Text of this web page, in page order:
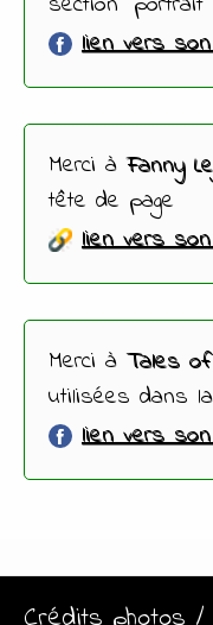
lien vers
Merci àFanny
tête de page
lien vers
Merci àTales
utilisées dans
lien vers